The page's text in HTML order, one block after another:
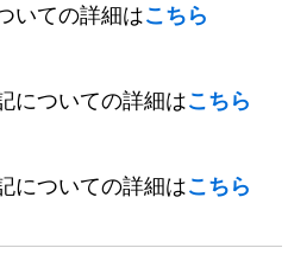
いての詳細はこちら
についての詳細はこちら
についての詳細はこちら